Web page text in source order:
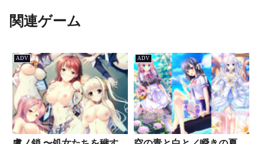
関連ゲーム
ADV ADV